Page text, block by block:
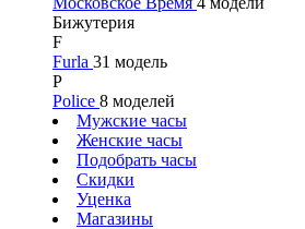
Бижутерия
F
Furla 31 модель
P
Police 8 моделей
Мужские часы
Женские часы
Подобрать часы
Скидки
Уценка
Магазины